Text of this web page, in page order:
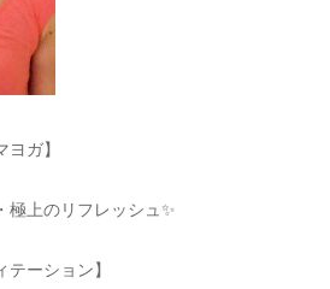
ガ】
極上のリフレッシュ✨
ーション】